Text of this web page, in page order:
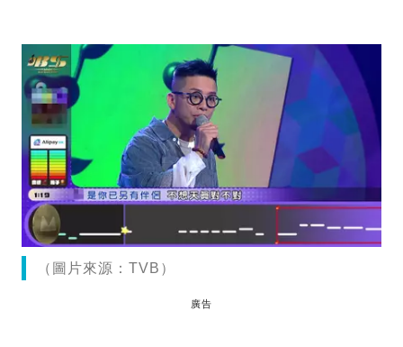
（圖片來源：TVB）
廣告